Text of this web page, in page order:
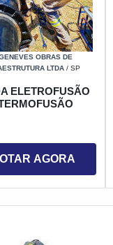
OBRAS DE
LTDA/ SP
ELETROFUSÃO
AGORA